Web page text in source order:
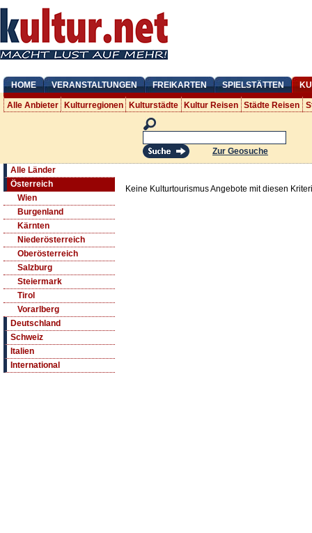
HOME VERANSTALTUNGEN FREIKARTEN SPIELSTÄTTEN
Alle Anbieter Kulturregionen Kulturstädte Kultur Reisen Städte Reisen
Zur Geosuche
Alle Länder
Österreich
Wien
Burgenland
Kärnten
Niederösterreich
Oberösterreich
Salzburg
Steiermark
Tirol
Vorarlberg
Deutschland
Schweiz
Italien
International
Keine Kulturtourismus Angebote mit diesen